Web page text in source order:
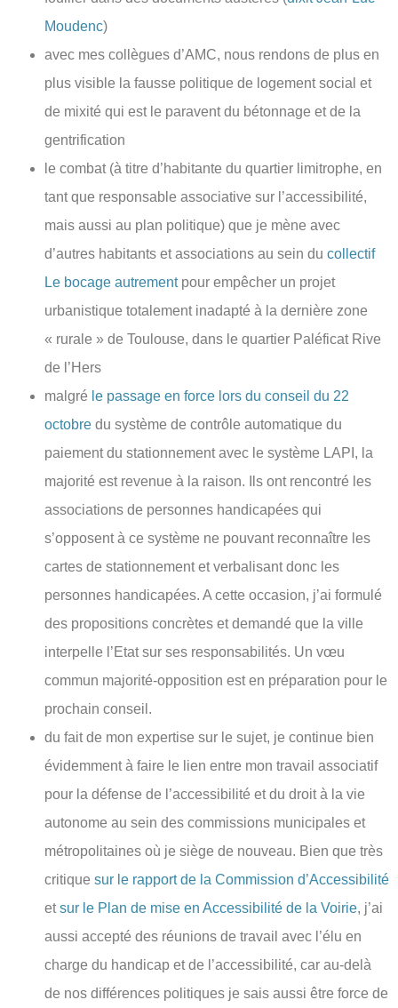
Moudenc)
avec mes collègues d’AMC, nous rendons de plus en
plus visible la fausse politique de logement social et
de mixité qui est le paravent du bétonnage et de la
gentrification
le combat (à titre d’habitante du quartier limitrophe, en
tant que responsable associative sur l’accessibilité,
mais aussi au plan politique) que je mène avec
d’autres habitants et associations au sein du collectif
Le bocage autrementpour empêcher un projet
urbanistique totalement inadapté à la dernière zone
« rurale » de Toulouse, dans le quartier Paléficat Rive
de l’Hers
malgré le passage en force lors du conseil du 22
octobre du système de contrôle automatique du
paiement du stationnement avec le système LAPI, la
majorité est revenue à la raison. Ils ont rencontré les
associations de personnes handicapées qui
s’opposent à ce système ne pouvant reconnaître les
cartes de stationnement et verbalisant donc les
personnes handicapées. A cette occasion, j’ai formulé
des propositions concrètes et demandé que la ville
interpelle l’Etat sur ses responsabilités. Un vœu
commun majorité-opposition est en préparation pour le
prochain conseil.
du fait de mon expertise sur le sujet, je continue bien
évidemment à faire le lien entre mon travail associatif
pour la défense de l’accessibilité et du droit à la vie
autonome au sein des commissions municipales et
métropolitaines où je siège de nouveau. Bien que très
critique sur le rapport de la Commission d’Accessibilité
etsur le Plan de mise en Accessibilité de la Voirie, j’ai
aussi accepté des réunions de travail avec l’élu en
charge du handicap et de l’accessibilité, car au-delà
de nos différences politiques je sais aussi être force de